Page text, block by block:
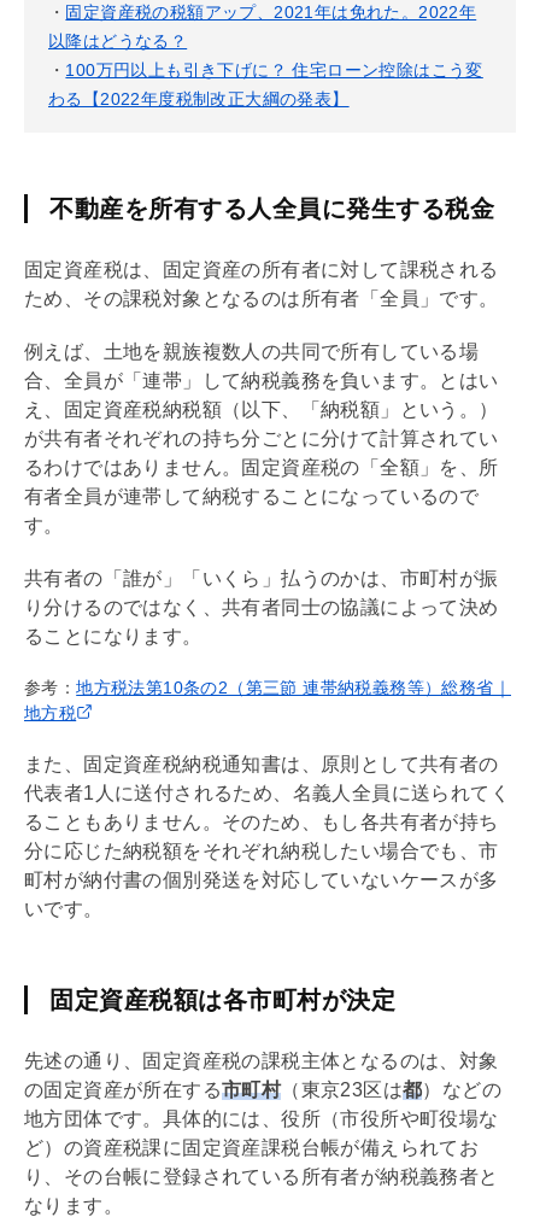
・ 固定資産税の税額アップ、2021年は免れた。2022年
以降はどうなる？
・ 100万円以上も引き下げに？ 住宅ローン控除はこう変
わる【2022年度税制改正大綱の発表】
不動産を所有する人全員に発生する税金
固定資産税は、 固定資産の所有者に対して課税される
ため、その課税対象となるのは所有者「全員」です。
例えば、土地を親族複数人の共同で所有している場
合、全員が「連帯」して納税義務を負います。とはい
え、
固定資産税納税額（以下、「納税額」という。）
が共有者それぞれの持ち分ごとに分けて計算されてい
るわけではありません。 固定資産税の「全額」を、所
有者全員が連帯して納税することになっているので
す。
共有者の「誰が」「いくら」払うのかは、市町村が振
り分けるのではなく、共有者同士の協議によって決め
ることになります。
参考：地方税法第10条の2（第三節 連帯納税義務等）総務省｜
地方税
また、 固定資産税納税通知書は、原則として共有者の
代表者1人に送付されるため、名義人全員に送られてく
ることもありません。そのため、もし各共有者が持ち
分に応じた納税額をそれぞれ納税したい場合でも、市
町村が納付書の個別発送を対応していないケースが多
いです。
固定資産税額は各市町村が決定
先述の通り、 固定資産税の課税主体となるのは、対象
の固定資産が所在する市町村（東京23区は都）などの
地方団体です。具体的には、役所（市役所や町役場な
ど）の資産税課に 固定資産課税台帳が備えられてお
り、その台帳に登録されている所有者が納税義務者と
なります。